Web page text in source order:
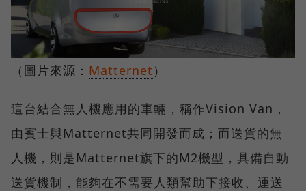
（圖片來源： Matternet ）
這台結合無人機應用的車輛，稱作Vision Van，
由賓士與Matternet共同開發而成；而送貨的無
人機，則是Matternet旗下的M2機型，具備自動
送貨機制，能夠在不需要人類幫助下接收、運送